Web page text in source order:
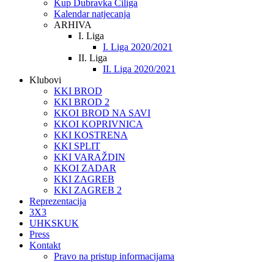
Kup Dubravka Ciliga
Kalendar natjecanja
ARHIVA
I. Liga
I. Liga 2020/2021
II. Liga
II. Liga 2020/2021
Klubovi
KKI BROD
KKI BROD 2
KKOI BROD NA SAVI
KKOI KOPRIVNICA
KKI KOSTRENA
KKI SPLIT
KKI VARAŽDIN
KKOI ZADAR
KKI ZAGREB
KKI ZAGREB 2
Reprezentacija
3X3
UHKSKUK
Press
Kontakt
Pravo na pristup informacijama